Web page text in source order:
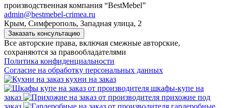
производственная компания “BestMebel”
admin@bestmebel-crimea.ru
Крым, Симферополь, Западная улица, 2
Заказать консультацию
Все авторские права, включая смежные авторские,
сохраняются за правообладателями
Политика конфиденциальности
Согласие на обработку персональных данных
кухни на заказ
шкафы-купе на
заказ
прихожие под
заказ
гардеробные